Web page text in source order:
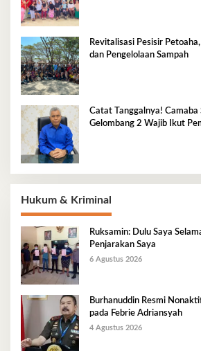
Revitalisasi Pesisir
dan Pengelolaan Sampah
Catat Tanggalnya!
Gelombang 2 Wajib Ikut
Hukum & Kriminal
Ruksamin: Dulu Saya
Penjarakan Saya
6 Agustus 2026
Burhanuddin Resmi
pada Febrie Adriansyah
4 Agustus 2026